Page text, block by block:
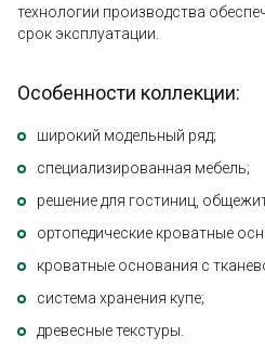
технологии производства
срок эксплуатации.
Особенности коллекции:
широкий модельный ряд;
специализированная мебель;
решение для гостиниц,
ортопедические кроватные
кроватные основания с
система хранения купе;
древесные текстуры.